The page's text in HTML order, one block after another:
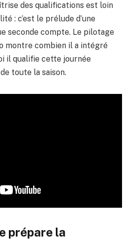
des qualifications est loin
: c’est le prélude d’une
seconde compte. Le pilotage
montre combien il a intégré
il qualifie cette journée
toute la saison.
prépare la